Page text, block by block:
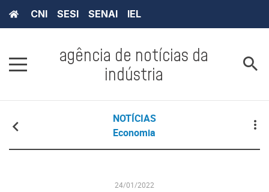
CNI SESI SENAI IEL
agência de notícias da
indústria
NOTÍCIAS
Economia
24/01/2022